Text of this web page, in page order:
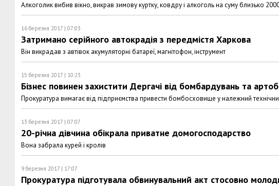
Алкоголик вибив вікно, викрав зимову куртку, ковдру і алкоголь на суму близько
16 березня 2017 | 07:03
Затримано серійного автокрадія з передмістя Харкова
Він викрадав з автівок акумуляторні батареї, магнітофон, інструмент
15 березня 2017 | 10:23
Бізнес повинен захистити Дергачі від бомбардувань та
Прокуратура вимагає від підприємства привести бомбосховище у належний
13 березня 2017 | 07:07
20-річна дівчина обікрала приватне домогосподарство
Вона забрала курей і кролів
9 березня 2017 | 17:07
Прокуратура підготувала обвинувальний акт стосовно